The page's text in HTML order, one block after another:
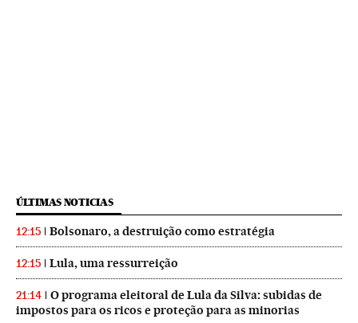
ÚLTIMAS NOTICIAS
12:15 Bolsonaro, a destruição como estratégia
12:15 Lula, uma ressurreição
21:14
O programa eleitoral de Lula da Silva: subidas de
impostos para os ricos e proteção para as minorias